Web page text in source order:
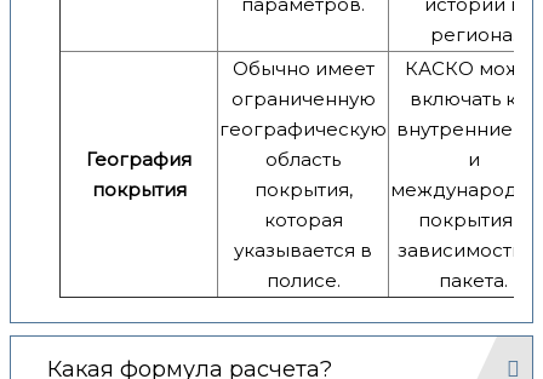
региона.
География
покрытия
Обычно имеет
ограниченную
географическую
область
покрытия,
которая
указывается в
полисе.
КАСКО может
включать как
внутренние,
и
покрытия в
зависимости
пакета.
Какая формула расчета?